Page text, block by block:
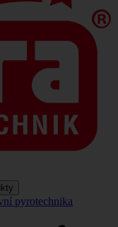
pyrotechnika